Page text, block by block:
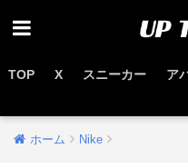
TOP X スニーカー ア
ホーム Nike